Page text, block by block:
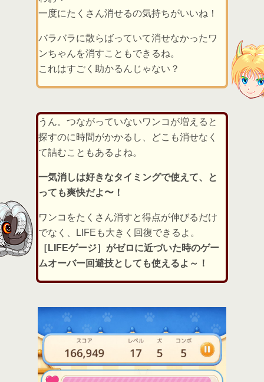
一度にたくさん消せるの気持ちがいいね！
バラバラに散らばっていて消せなかったワ
ンちゃんを消すこともできるね。
これはすごく助かるんじゃない？
うん。つながっていないワンコが増えると
探すのに時間がかかるし、どこも消せなく
て詰むこともあるよね。
一気消しは好きなタイミングで使えて、と
っても爽快だよ〜！
ワンコをたくさん消すと得点が伸びるだけ
でなく、LIFEも大きく回復できるよ。
［LIFEゲージ］がゼロに近づいた時のゲー
ムオーバー回避技としても使えるよ～！